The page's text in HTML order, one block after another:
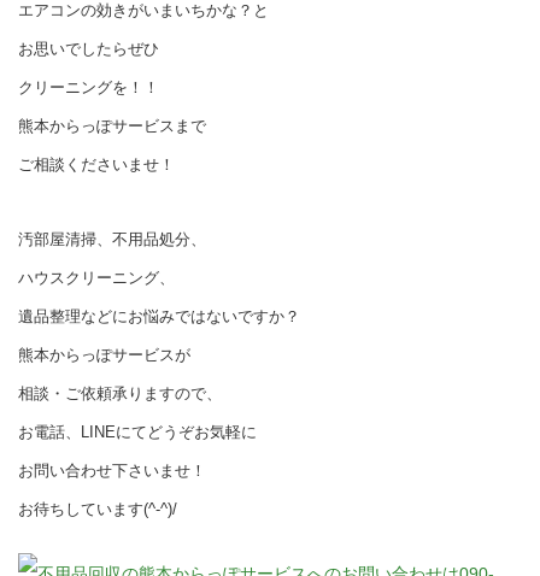
エアコンの効きがいまいちかな？と
お思いでしたらぜひ
クリーニングを！！
熊本からっぽサービスまで
ご相談くださいませ！
汚部屋清掃、不用品処分、
ハウスクリーニング、
遺品整理などにお悩みではないですか？
熊本からっぽサービスが
相談・ご依頼承りますので、
お電話、LINEにてどうぞお気軽に
お問い合わせ下さいませ！
お待ちしています(^-^)/